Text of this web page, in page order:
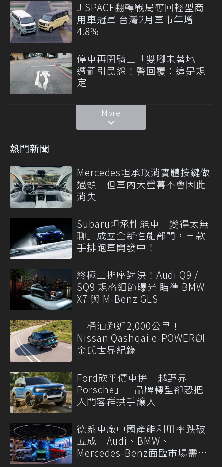
J SPACE翻轉戰局奪回輕型商
用車冠軍 台灣2月車市年增
4.8%
停車再開騎士「雙腳未著地」
遭罰引民怨！警回覆：這是規
定
More
熱門新聞
Mercedes坦承取消實體按鍵做
過頭 但車內大螢幕不會因此
消失
Subaru坦承性能車「變得太無
聊」成立全新性能部門，三款
手排跑車開發中！
終極三排座對決！Audi Q9 /
SQ9 規格細節曝光 瞄準 BMW
X7 與 M-Benz GLS
一桶油跑近2,000公里！
Nissan Qashqai e-POWER創
金氏世界紀錄
Ford砍平價車拚「越野界
Porsche」 品牌轉型卻恐把
入門客群拱手讓人
德系車廠中國產能利用率跌破
五成 Audi、BMW、
Mercedes-Benz面臨市場需求